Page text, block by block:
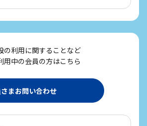
の利用に関することなど
用中の会員の方はこちら
まお問い合わせ